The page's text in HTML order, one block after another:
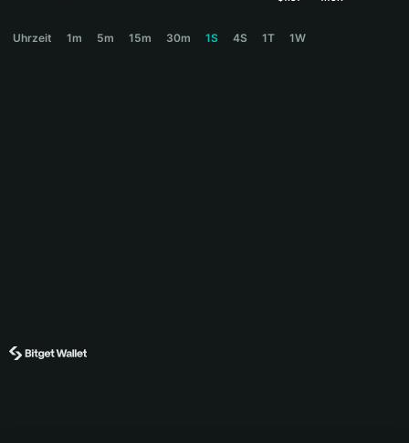
Español (Argentina)
Uhrzeit 1m 5m 15m 30m 1S 4S 1T 1W